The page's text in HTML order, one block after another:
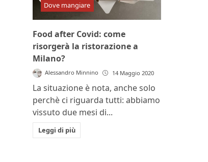
Dove mangiare
Food after Covid: come
risorgerà la ristorazione a
Milano?
Alessandro Minnino 14 Maggio 2020
La situazione è nota, anche solo
perchè ci riguarda tutti: abbiamo
vissuto due mesi di...
Leggi di più